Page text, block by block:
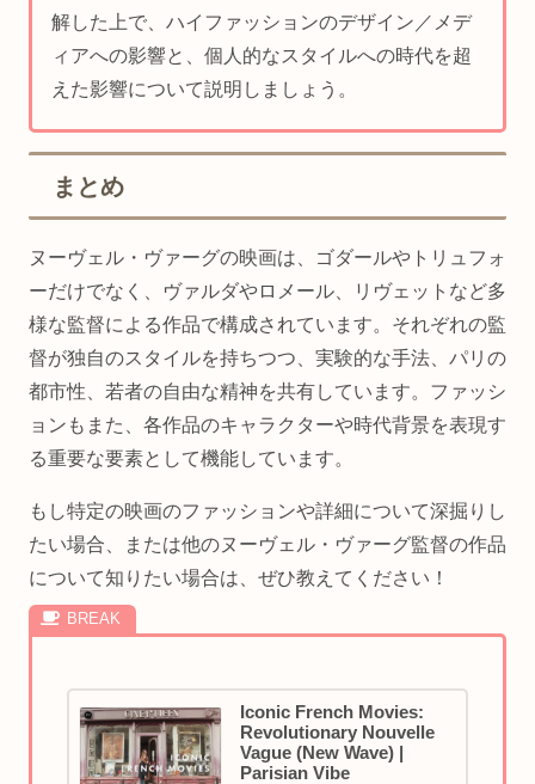
解した上で、ハイファッションのデザイン／メデ
ィアへの影響と、個人的なスタイルへの時代を超
えた影響について説明しましょう。
まとめ
ヌーヴェル・ヴァーグの映画は、ゴダールやトリュフォ
ーだけでなく、ヴァルダやロメール、リヴェットなど多
様な監督による作品で構成されています。それぞれの監
督が独自のスタイルを持ちつつ、実験的な手法、パリの
都市性、若者の自由な精神を共有しています。ファッシ
ョンもまた、各作品のキャラクターや時代背景を表現す
る重要な要素として機能しています。
もし特定の映画のファッションや詳細について深掘りし
たい場合、または他のヌーヴェル・ヴァーグ監督の作品
について知りたい場合は、ぜひ教えてください！
Iconic French Movies:
Revolutionary Nouvelle
Vague (New Wave) |
Parisian Vibe